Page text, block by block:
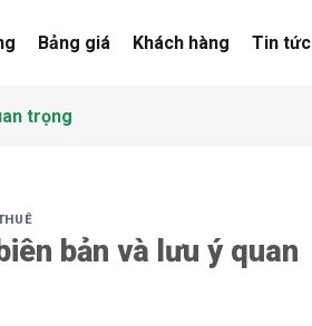
Bảng giá Khách hàng Tin tức
trọng
bản và lưu ý quan